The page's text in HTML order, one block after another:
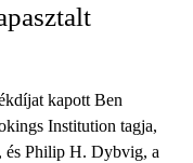
kapott Ben
Institution tagja,
és Philip H. Dybvig, a